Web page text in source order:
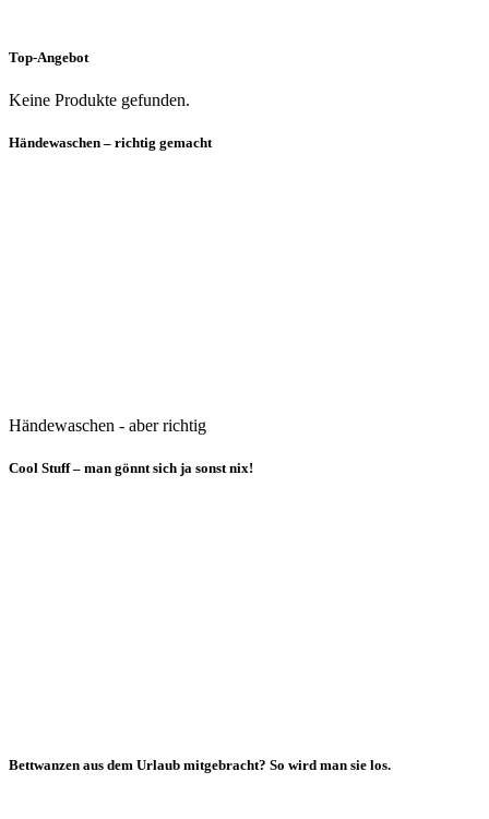
Top-Angebot
Keine Produkte gefunden.
Händewaschen – richtig gemacht
Händewaschen - aber richtig
Cool Stuff – man gönnt sich ja sonst nix!
Bettwanzen aus dem Urlaub mitgebracht? So wird man sie los.